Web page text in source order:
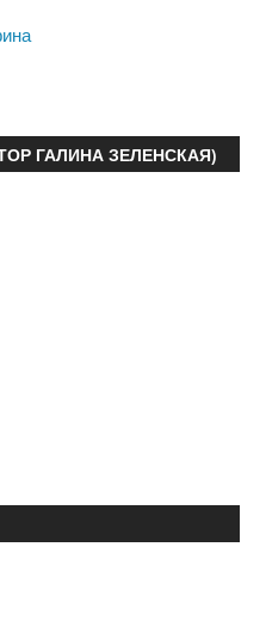
ГАЛИНА ЗЕЛЕНСКАЯ)